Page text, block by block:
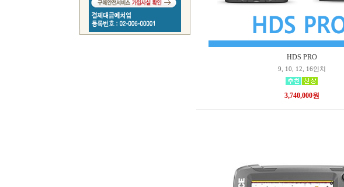
HDS PRO
9, 10, 12, 16인치
3,740,000원